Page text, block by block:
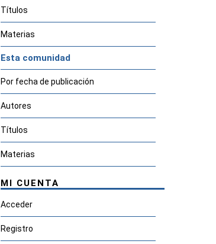
Títulos
Materias
Esta comunidad
Por fecha de publicación
Autores
Títulos
Materias
MI CUENTA
Acceder
Registro